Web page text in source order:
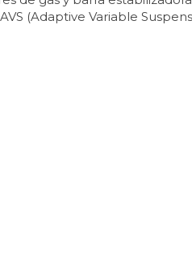
(Adaptive Variable